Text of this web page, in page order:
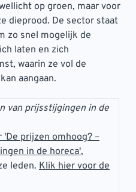
op groen, maar voor
dieprood. De sector staat
zo snel mogelijk de
laten en zich
waarin ze vol de
aangaan.
van prijsstijgingen in de
prijzen omhoog? –
in de horeca',
leden. Klik hier voor de